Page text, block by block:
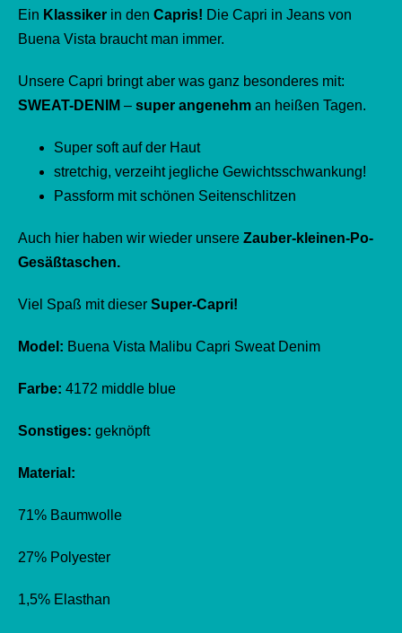
Ein Klassiker in den Capris! Die Capri in Jeans von
Buena Vista braucht man immer.
Unsere Capri bringt aber was ganz besonderes mit:
SWEAT-DENIM – super angenehm an heißen Tagen.
Super soft auf der Haut
stretchig, verzeiht jegliche Gewichtsschwankung!
Passform mit schönen Seitenschlitzen
Auch hier haben wir wieder unsere Zauber-kleinen-Po-
Gesäßtaschen.
Viel Spaß mit dieser Super-Capri!
Model: Buena Vista Malibu Capri Sweat Denim
Farbe: 4172 middle blue
Sonstiges: geknöpft
Material:
71% Baumwolle
27% Polyester
1,5% Elasthan